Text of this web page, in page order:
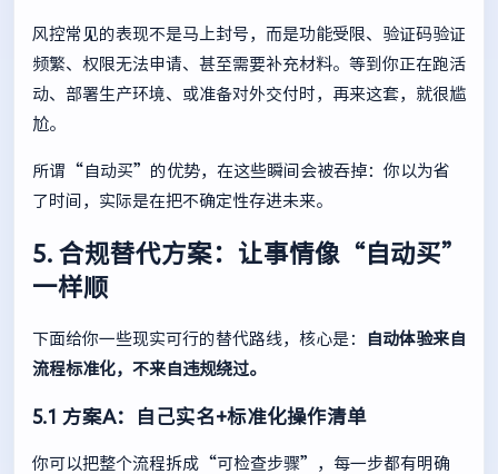
风控常见的表现不是马上封号，而是功能受限、验证码验证
频繁、权限无法申请、甚至需要补充材料。等到你正在跑活
动、部署生产环境、或准备对外交付时，再来这套，就很尴
尬。
所谓“自动买”的优势，在这些瞬间会被吞掉：你以为省
了时间，实际是在把不确定性存进未来。
5. 合规替代方案：让事情像“自动买”
一样顺
下面给你一些现实可行的替代路线，核心是：
自动体验来自
流程标准化，不来自违规绕过。
5.1 方案A：自己实名+标准化操作清单
你可以把整个流程拆成“可检查步骤”，每一步都有明确